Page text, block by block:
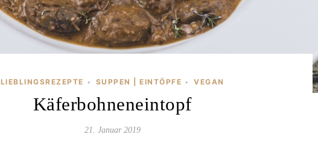
LIEBLINGSREZEPTE • SUPPEN | EINTÖPFE • VEGAN
Käferbohneneintopf
21. Januar 2019